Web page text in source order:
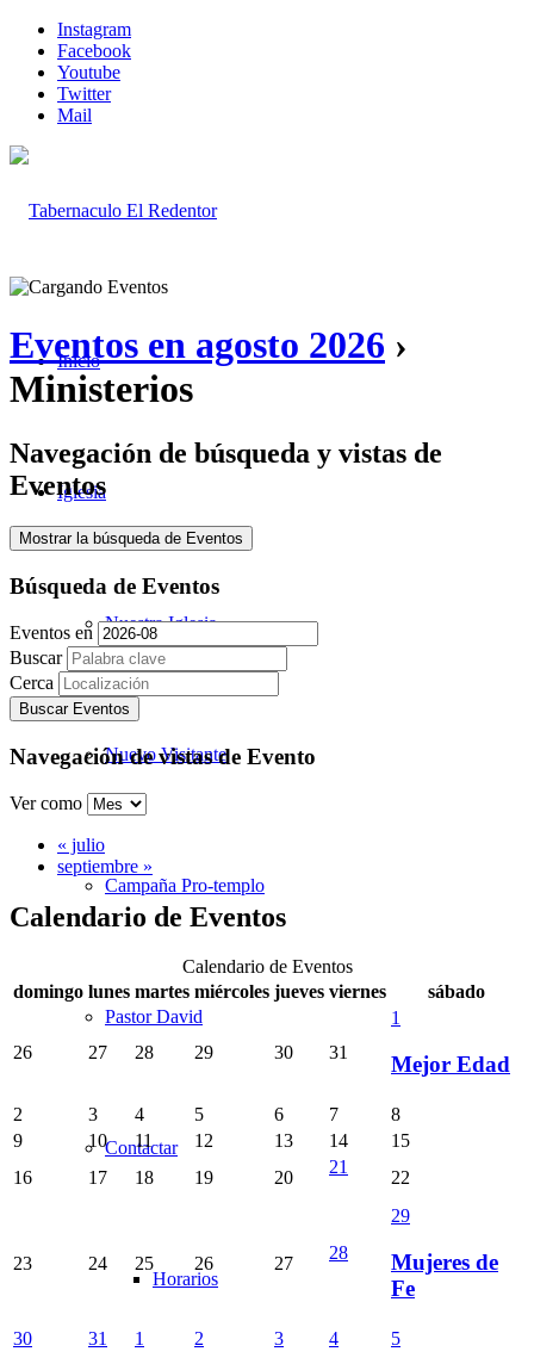
Instagram
Facebook
Youtube
Twitter
Mail
Inicio
Iglesia
Nuestra Iglesia
Nuevo Visitante
Campaña Pro-templo
Pastor David
Contactar
Horarios
Eventos en agosto 2026 ›
Ministerios
Navegación de búsqueda y vistas de
Eventos
Mostrar la búsqueda de Eventos
Búsqueda de Eventos
Eventos en
Buscar
Cerca
Navegación de vistas de Evento
Ver como
« julio
septiembre »
Calendario de Eventos
Calendario de Eventos
domingo lunes martes miércoles jueves viernes sábado
26 27 28 29 30 31
1
Mejor Edad
2 3 4 5 6 7
8
9
10 11 12 13 14
15
16
17 18 19 20
21
22
23 24 25 26 27
28
29
Mujeres de
Fe
30 31 1 2 3 4 5